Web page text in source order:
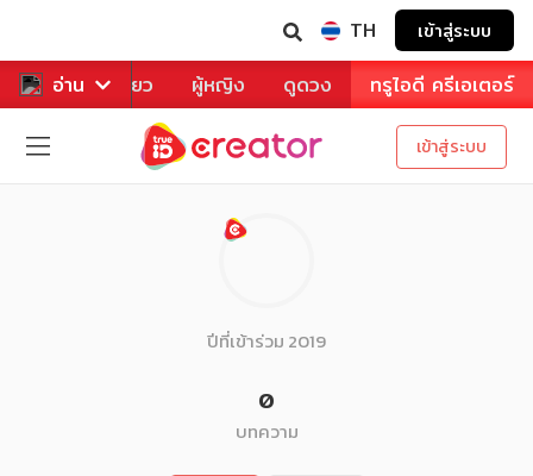
TH เข้าสู่ระบบ
อ่าน
หาร ท่องเที่ยว ผู้หญิง ดูดวง ทรูไอดี ครีเอเตอร์
เข้าสู่ระบบ
ปีที่เข้าร่วม 2019
0
บทความ